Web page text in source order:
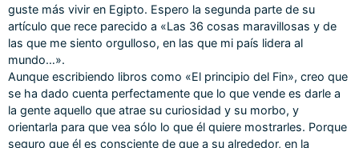
guste más vivir en Egipto. Espero la segunda parte de su
artículo que rece parecido a «Las 36 cosas maravillosas y de
las que me siento orgulloso, en las que mi país lidera al
mundo…».
Aunque escribiendo libros como «El principio del Fin», creo que
se ha dado cuenta perfectamente que lo que vende es darle a
la gente aquello que atrae su curiosidad y su morbo, y
orientarla para que vea sólo lo que él quiere mostrarles. Porque
seguro que él es consciente de que a su alrededor, en la